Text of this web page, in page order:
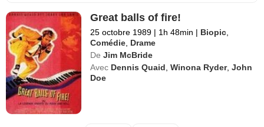
Great balls of fire!
25 octobre 1989 | 1h 48min | Biopic,
Comédie, Drame
De Jim McBride
Avec Dennis Quaid,Winona Ryder,John
Doe